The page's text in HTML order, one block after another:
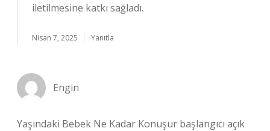
iletilmesine katkı sağladı.
Nisan 7, 2025 Yanıtla
Engin
Yaşındaki Bebek Ne Kadar Konuşur başlangıcı açık